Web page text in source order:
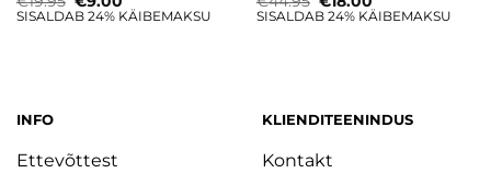
hind
price
SISALDAB 24% KÄIBEMAKSU
hind
price
SISALDAB 24% KÄIBEMAKSU
INFO
Ettevõttest
KLIENDITEENINDUS
Kontakt